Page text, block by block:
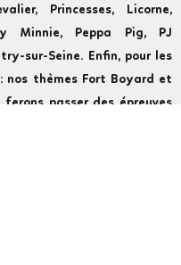
Princesses, Licorne,
Minnie, Peppa Pig, PJ
sur-Seine. Enfin, pour les
nos thèmes Fort Boyard et
passer des épreuves